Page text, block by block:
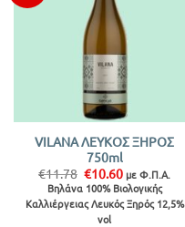
VILANA ΛΕΥΚΟΣ ΞΗΡΟΣ
750ml
€11.78 Original
price
was:
€11.78.
€10.60Η
τρέχουσα
τιμή
είναι:
με Φ.Π.Α.
Βηλάνα 100% Βιολογικής
Καλλιέργειας Λευκός Ξηρός 12,5%
vol